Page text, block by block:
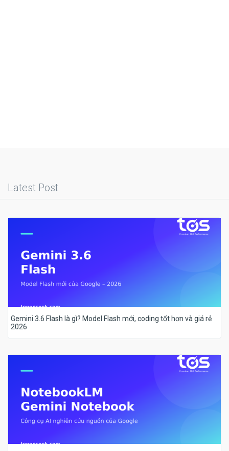
Latest Post
Gemini 3.6 Flash là gì? Model Flash mới, coding tốt hơn và giá rẻ
2026